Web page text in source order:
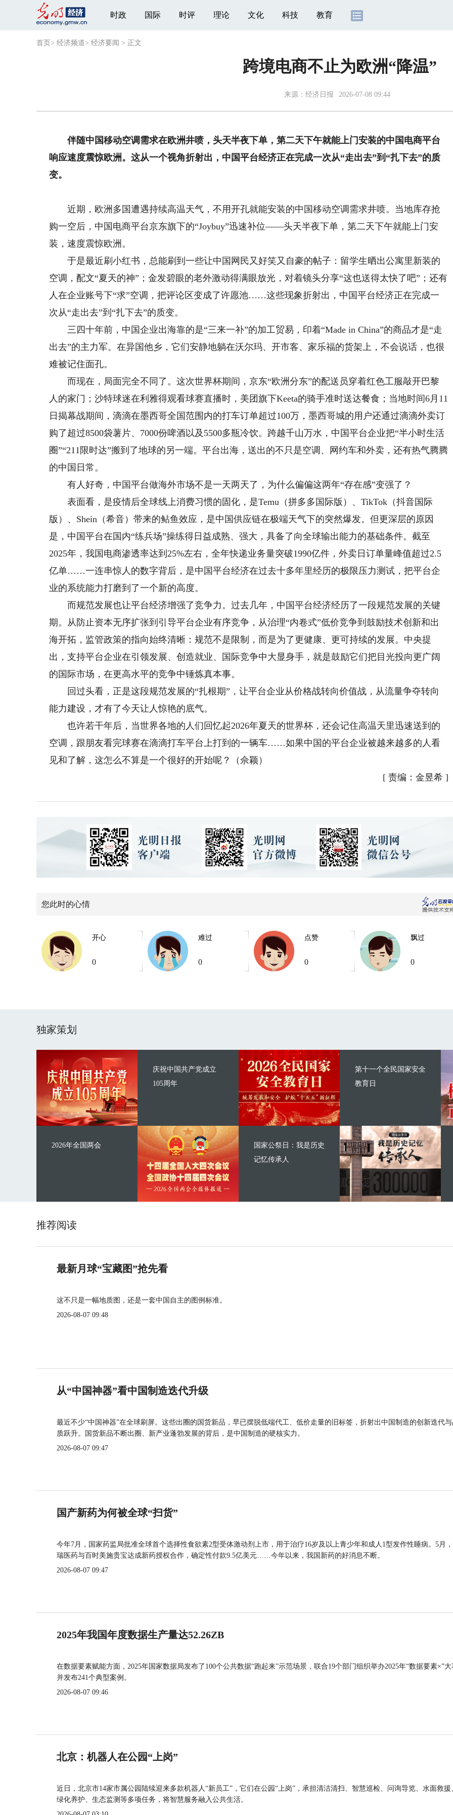
时政 国际 时评 理论 文化 科技 教育
首页 > 经济频道> 经济要闻 > 正文
跨境电商不止为欧洲“降温”
来源： 经济日报 2026-07-08 09:44
伴随中国移动空调需求在欧洲井喷，头天半夜下单，第二天下午就能上门安装的中国电商平台
响应速度震惊欧洲。这从一个视角折射出，中国平台经济正在完成一次从“走出去”到“扎下去”的质
变。
近期，欧洲多国遭遇持续高温天气，不用开孔就能安装的中国移动空调需求井喷。当地库存抢
购一空后，中国电商平台京东旗下的“Joybuy”迅速补位——头天半夜下单，第二天下午就能上门安
装，速度震惊欧洲。
于是最近刷小红书，总能刷到一些让中国网民又好笑又自豪的帖子：留学生晒出公寓里新装的
空调，配文“夏天的神”；金发碧眼的老外激动得满眼放光，对着镜头分享“这也送得太快了吧”；还有
人在企业账号下“求”空调，把评论区变成了许愿池……这些现象折射出，中国平台经济正在完成一
次从“走出去”到“扎下去”的质变。
三四十年前，中国企业出海靠的是“三来一补”的加工贸易，印着“Made in China”的商品才是“走
出去”的主力军。在异国他乡，它们安静地躺在沃尔玛、开市客、家乐福的货架上，不会说话，也很
难被记住面孔。
而现在，局面完全不同了。这次世界杯期间，京东“欧洲分东”的配送员穿着红色工服敲开巴黎
人的家门；沙特球迷在利雅得观看球赛直播时，美团旗下Keeta的骑手准时送达餐食；当地时间6月11
日揭幕战期间，滴滴在墨西哥全国范围内的打车订单超过100万，墨西哥城的用户还通过滴滴外卖订
购了超过8500袋薯片、7000份啤酒以及5500多瓶冷饮。跨越千山万水，中国平台企业把“半小时生活
圈”“211限时达”搬到了地球的另一端。平台出海，送出的不只是空调、网约车和外卖，还有热气腾腾
的中国日常。
有人好奇，中国平台做海外市场不是一天两天了，为什么偏偏这两年“存在感”变强了？
表面看，是疫情后全球线上消费习惯的固化，是Temu（拼多多国际版）、TikTok（抖音国际
版）、Shein（希音）带来的鲇鱼效应，是中国供应链在极端天气下的突然爆发。但更深层的原因
是，中国平台在国内“练兵场”操练得日益成熟、强大，具备了向全球输出能力的基础条件。截至
2025年，我国电商渗透率达到25%左右，全年快递业务量突破1990亿件，外卖日订单量峰值超过2.5
亿单……一连串惊人的数字背后，是中国平台经济在过去十多年里经历的极限压力测试，把平台企
业的系统能力打磨到了一个新的高度。
而规范发展也让平台经济增强了竞争力。过去几年，中国平台经济经历了一段规范发展的关键
期。从防止资本无序扩张到引导平台企业有序竞争，从治理“内卷式”低价竞争到鼓励技术创新和出
海开拓，监管政策的指向始终清晰：规范不是限制，而是为了更健康、更可持续的发展。中央提
出，支持平台企业在引领发展、创造就业、国际竞争中大显身手，就是鼓励它们把目光投向更广阔
的国际市场，在更高水平的竞争中锤炼真本事。
回过头看，正是这段规范发展的“扎根期”，让平台企业从价格战转向价值战，从流量争夺转向
能力建设，才有了今天让人惊艳的底气。
也许若干年后，当世界各地的人们回忆起2026年夏天的世界杯，还会记住高温天里迅速送到的
空调，跟朋友看完球赛在滴滴打车平台上打到的一辆车……如果中国的平台企业被越来越多的人看
见和了解，这怎么不算是一个很好的开始呢？（佘颖）
[ 责编：金昱希 ]
您此时的心情
开心
0
难过
0
点赞
0
飘过
0
独家策划
庆祝中国共产党成立
105周年
2026年全国两会
第十一个全民国家安全
教育日
国家公祭日：我是历史
记忆传承人
推荐阅读
最新月球“宝藏图”抢先看
这不只是一幅地质图，还是一套中国自主的图例标准。
2026-08-07 09:48
从“中国神器”看中国制造迭代升级
最近不少“中国神器”在全球刷屏。这些出圈的国货新品，早已摆脱低端代工、低价走量的旧标签，折射出中国制造的创新迭代
质跃升。国货新品不断出圈、新产业蓬勃发展的背后，是中国制造的硬核实力。
2026-08-07 09:47
国产新药为何被全球“扫货”
今年7月，国家药监局批准全球首个选择性食欲素2型受体激动剂上市，用于治疗16岁及以上青少年和成人1型发作性睡病。5月
瑞医药与百时美施贵宝达成新药授权合作，确定性付款9.5亿美元……今年以来，我国新药的好消息不断。
2026-08-07 09:47
2025年我国年度数据生产量达52.26ZB
在数据要素赋能方面，2025年国家数据局发布了100个公共数据“跑起来”示范场景，联合19个部门组织举办2025年“数据要素×”大
并发布241个典型案例。
2026-08-07 09:46
北京：机器人在公园“上岗”
近日，北京市14家市属公园陆续迎来多款机器人“新员工”，它们在公园“上岗”，承担清洁清扫、智慧巡检、问询导览、水面救援
绿化养护、生态监测等多项任务，将智慧服务融入公共生活。